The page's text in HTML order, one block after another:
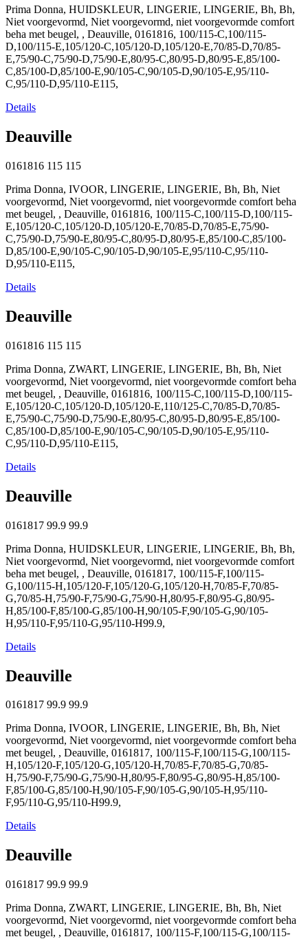
Prima Donna, HUIDSKLEUR, LINGERIE, LINGERIE, Bh, Bh,
Niet voorgevormd, Niet voorgevormd, niet voorgevormde comfort
beha met beugel, , Deauville, 0161816, 100/115-C,100/115-
D,100/115-E,105/120-C,105/120-D,105/120-E,70/85-D,70/85-
E,75/90-C,75/90-D,75/90-E,80/95-C,80/95-D,80/95-E,85/100-
C,85/100-D,85/100-E,90/105-C,90/105-D,90/105-E,95/110-
C,95/110-D,95/110-E115,
Details
Deauville
0161816 115 115
Prima Donna, IVOOR, LINGERIE, LINGERIE, Bh, Bh, Niet
voorgevormd, Niet voorgevormd, niet voorgevormde comfort beha
met beugel, , Deauville, 0161816, 100/115-C,100/115-D,100/115-
E,105/120-C,105/120-D,105/120-E,70/85-D,70/85-E,75/90-
C,75/90-D,75/90-E,80/95-C,80/95-D,80/95-E,85/100-C,85/100-
D,85/100-E,90/105-C,90/105-D,90/105-E,95/110-C,95/110-
D,95/110-E115,
Details
Deauville
0161816 115 115
Prima Donna, ZWART, LINGERIE, LINGERIE, Bh, Bh, Niet
voorgevormd, Niet voorgevormd, niet voorgevormde comfort beha
met beugel, , Deauville, 0161816, 100/115-C,100/115-D,100/115-
E,105/120-C,105/120-D,105/120-E,110/125-C,70/85-D,70/85-
E,75/90-C,75/90-D,75/90-E,80/95-C,80/95-D,80/95-E,85/100-
C,85/100-D,85/100-E,90/105-C,90/105-D,90/105-E,95/110-
C,95/110-D,95/110-E115,
Details
Deauville
0161817 99.9 99.9
Prima Donna, HUIDSKLEUR, LINGERIE, LINGERIE, Bh, Bh,
Niet voorgevormd, Niet voorgevormd, niet voorgevormde comfort
beha met beugel, , Deauville, 0161817, 100/115-F,100/115-
G,100/115-H,105/120-F,105/120-G,105/120-H,70/85-F,70/85-
G,70/85-H,75/90-F,75/90-G,75/90-H,80/95-F,80/95-G,80/95-
H,85/100-F,85/100-G,85/100-H,90/105-F,90/105-G,90/105-
H,95/110-F,95/110-G,95/110-H99.9,
Details
Deauville
0161817 99.9 99.9
Prima Donna, IVOOR, LINGERIE, LINGERIE, Bh, Bh, Niet
voorgevormd, Niet voorgevormd, niet voorgevormde comfort beha
met beugel, , Deauville, 0161817, 100/115-F,100/115-G,100/115-
H,105/120-F,105/120-G,105/120-H,70/85-F,70/85-G,70/85-
H,75/90-F,75/90-G,75/90-H,80/95-F,80/95-G,80/95-H,85/100-
F,85/100-G,85/100-H,90/105-F,90/105-G,90/105-H,95/110-
F,95/110-G,95/110-H99.9,
Details
Deauville
0161817 99.9 99.9
Prima Donna, ZWART, LINGERIE, LINGERIE, Bh, Bh, Niet
voorgevormd, Niet voorgevormd, niet voorgevormde comfort beha
met beugel, , Deauville, 0161817, 100/115-F,100/115-G,100/115-